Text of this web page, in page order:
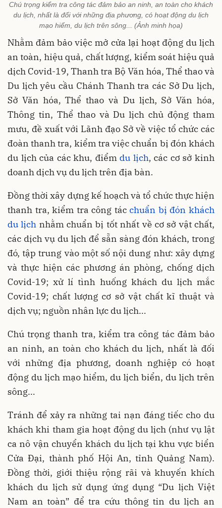
Chú trọng kiểm tra công tác đảm bảo an ninh, an toàn cho khách
du lịch, nhất là đối với những địa phương, có hoạt động du lịch
mạo hiểm, du lịch trên sông... (Ảnh minh họa)
Nhằm đảm bảo việc mở cửa lại hoạt động du lịch
an toàn, hiệu quả, chất lượng, kiểm soát hiệu quả
dịch Covid-19, Thanh tra Bộ Văn hóa, Thể thao và
Du lịch yêu cầu Chánh Thanh tra các Sở Du lịch,
Sở Văn hóa, Thể thao và Du lịch, Sở Văn hóa,
Thông tin, Thể thao và Du lịch chủ động tham
mưu, đề xuất với Lãnh đạo Sở về việc tổ chức các
đoàn thanh tra, kiểm tra việc chuẩn bị đón khách
du lịch của các khu, điểm du lịch, các cơ sở kinh
doanh dịch vụ du lịch trên địa bàn.
Đồng thời xây dựng kế hoạch và tổ chức thực hiện
thanh tra, kiểm tra công tácchuẩn bị đón khách
du lịch nhằm chuẩn bị tốt nhất về cơ sở vật chất,
các dịch vụ du lịch để sẵn sàng đón khách, trong
đó, tập trung vào một số nội dung như: xây dựng
và thực hiện các phương án phòng, chống dịch
Covid-19; xử lí tình huống khách du lịch mắc
Covid-19; chất lượng cơ sở vật chất kĩ thuật và
dịch vụ; nguồn nhân lực du lịch...
Chú trọng thanh tra, kiểm tra công tác đảm bảo
an ninh, an toàn cho khách du lịch, nhất là đối
với những địa phương, doanh nghiệp có hoạt
động du lịch mạo hiểm, du lịch biển, du lịch trên
sông...
Tránh để xảy ra những tai nạn đáng tiếc cho du
khách khi tham gia hoạt động du lịch (như vụ lật
ca nô vận chuyển khách du lịch tại khu vực biển
Cửa Đại, thành phố Hội An, tỉnh Quảng Nam).
Đồng thời, giới thiệu rộng rãi và khuyến khích
khách du lịch sử dụng ứng dụng “Du lịch Việt
Nam an toàn” để tra cứu thông tin du lịch an